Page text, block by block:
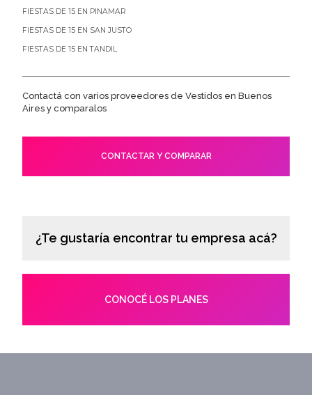
FIESTAS DE 15 EN PINAMAR
FIESTAS DE 15 EN SAN JUSTO
FIESTAS DE 15 EN TANDIL
Contactá con varios proveedores de Vestidos en Buenos
Aires y comparalos
CONTACTAR Y COMPARAR
¿Te gustaría encontrar tu empresa acá?
CONOCÉ LOS PLANES